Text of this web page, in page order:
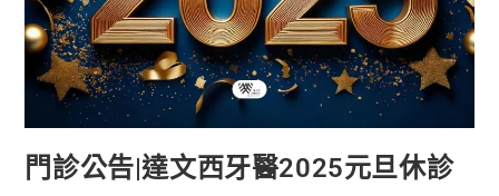
門診公告|達文西牙醫2025元旦休診